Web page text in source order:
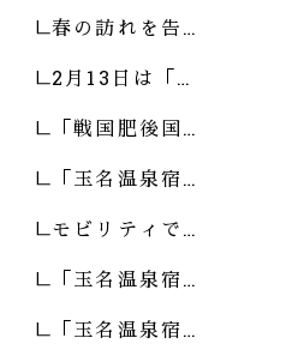
春の訪れを告…
2月13日は「…
「戦国肥後国…
「玉名温泉宿…
モビリティで…
「玉名温泉宿…
「玉名温泉宿…